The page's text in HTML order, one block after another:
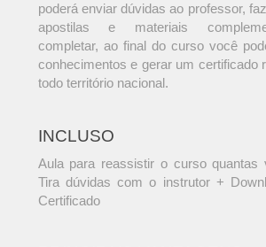
poderá enviar dúvidas ao professor,
apostilas e materiais
completar, ao final do curso você
conhecimentos e gerar um certificado
todo território nacional.
INCLUSO
Aula para reassistir o curso quantas
Tira dúvidas com o instrutor +
Certificado